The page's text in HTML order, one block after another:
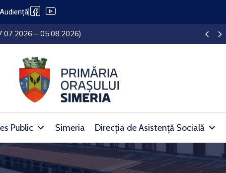
Audiență
– 05.08.2026)
Public Simeria Direcția de Asistență Socială